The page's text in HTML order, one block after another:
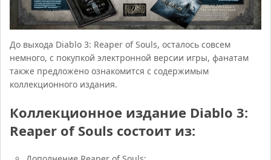
До выхода Diablo 3: Reaper of Souls, осталось совсем
немного, с покупкой электронной версии игры, фанатам
также предложено ознакомится с содержимым
коллекционного издания.
Коллекционное издание Diablo 3:
Reaper of Souls состоит из: